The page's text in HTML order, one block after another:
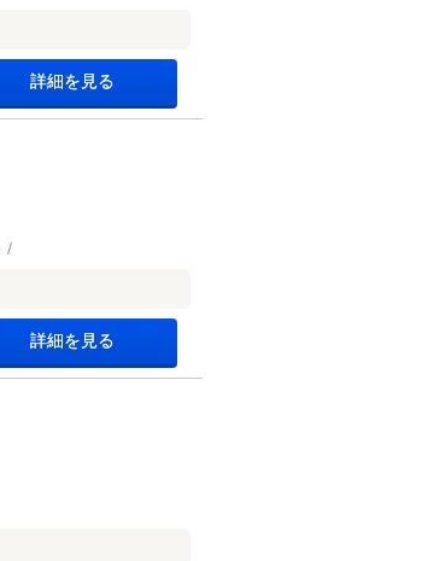
詳細を見る
詳細を見る